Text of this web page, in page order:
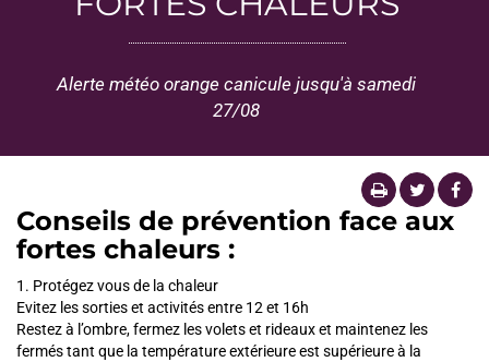
Alerte météo orange canicule jusqu'à samedi
27/08
Conseils de prévention face aux
fortes chaleurs :
1. Protégez vous de la chaleur
Evitez les sorties et activités entre 12 et 16h
Restez à l’ombre, fermez les volets et rideaux et maintenez les
fermés tant que la température extérieure est supérieure à la